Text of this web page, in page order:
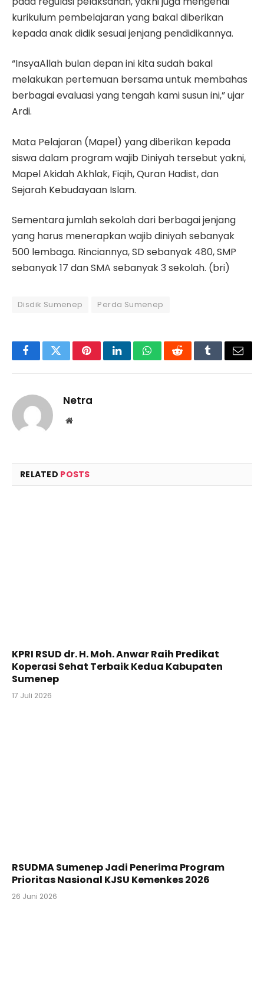
kurikulum pembelajaran yang bakal diberikan
kepada anak didik sesuai jenjang pendidikannya.
“InsyaAllah bulan depan ini kita sudah bakal
melakukan pertemuan bersama untuk membahas
berbagai evaluasi yang tengah kami susun ini,” ujar
Ardi.
Mata Pelajaran (Mapel) yang diberikan kepada
siswa dalam program wajib Diniyah tersebut yakni,
Mapel Akidah Akhlak, Fiqih, Quran Hadist, dan
Sejarah Kebudayaan Islam.
Sementara jumlah sekolah dari berbagai jenjang
yang harus menerapkan wajib diniyah sebanyak
500 lembaga. Rinciannya, SD sebanyak 480, SMP
sebanyak 17 dan SMA sebanyak 3 sekolah. (bri)
Disdik Sumenep Perda Sumenep
FacebookTwitterPinterestLinkedInWhatsAppRedditTumblrEmail
Netra
Website
RELATED POSTS
KPRI RSUD dr. H. Moh. Anwar Raih Predikat
Koperasi Sehat Terbaik Kedua Kabupaten
Sumenep
17 Juli 2026
RSUDMA Sumenep Jadi Penerima Program
Prioritas Nasional KJSU Kemenkes 2026
26 Juni 2026